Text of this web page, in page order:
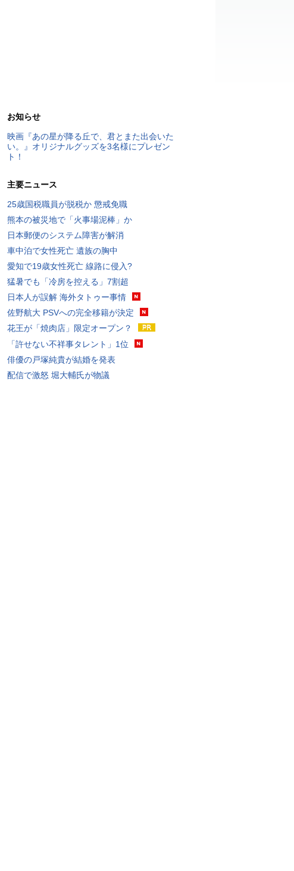
お知らせ
映画『あの星が降る丘で、君とまた出会いた
い。』オリジナルグッズを3名様にプレゼン
ト！
主要ニュース
25歳国税職員が脱税か 懲戒免職
熊本の被災地で「火事場泥棒」か
日本郵便のシステム障害が解消
車中泊で女性死亡 遺族の胸中
愛知で19歳女性死亡 線路に侵入?
猛暑でも「冷房を控える」7割超
日本人が誤解 海外タトゥー事情
佐野航大 PSVへの完全移籍が決定
花王が「焼肉店」限定オープン？
「許せない不祥事タレント」1位
俳優の戸塚純貴が結婚を発表
配信で激怒 堀大輔氏が物議